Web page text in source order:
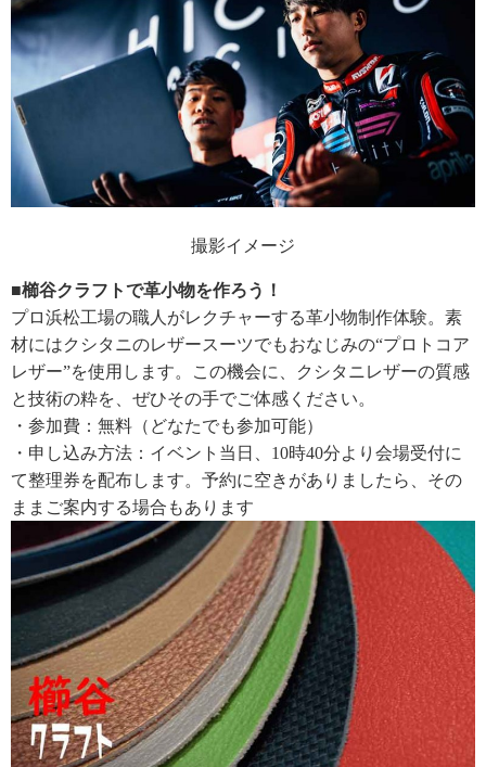
撮影イメージ
■櫛谷クラフトで革小物を作ろう！
プロ浜松工場の職人がレクチャーする革小物制作体験。素
材にはクシタニのレザースーツでもおなじみの“プロトコア
レザー”を使用します。この機会に、クシタニレザーの質感
と技術の粋を、ぜひその手でご体感ください。
・参加費：無料（どなたでも参加可能）
・申し込み方法：イベント当日、10時40分より会場受付に
て整理券を配布します。予約に空きがありましたら、その
ままご案内する場合もあります